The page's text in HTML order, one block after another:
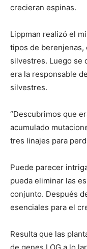
crecieran espinas.
Lippman realizó el
tipos de berenjenas,
silvestres. Luego se
era la responsable
silvestres.
“Descubrimos que
acumulado
tres linajes para
Puede parecer
pueda eliminar las
conjunto. Después
esenciales para el
Resulta que las